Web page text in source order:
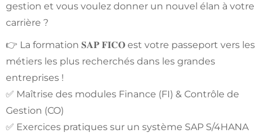
gestion et vous voulez donner un nouvel élan à votre
carrière ?
👉 La formation 𝐒𝐀𝐏 𝐅𝐈𝐂𝐎 est votre passeport vers les
métiers les plus recherchés dans les grandes
entreprises !
✅ Maîtrise des modules Finance (FI) & Contrôle de
Gestion (CO)
✅ Exercices pratiques sur un système SAP S/4HANA